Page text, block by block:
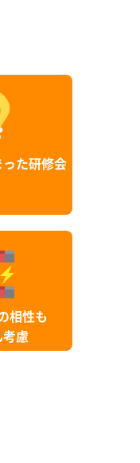
った研修会
相性も
考慮